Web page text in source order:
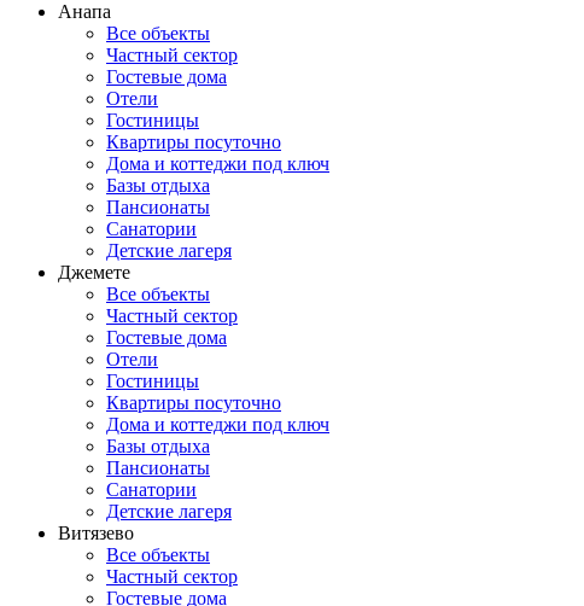
Анапа
Все объекты
Частный сектор
Гостевые дома
Отели
Гостиницы
Квартиры посуточно
Дома и коттеджи под ключ
Базы отдыха
Пансионаты
Санатории
Детские лагеря
Джемете
Все объекты
Частный сектор
Гостевые дома
Отели
Гостиницы
Квартиры посуточно
Дома и коттеджи под ключ
Базы отдыха
Пансионаты
Санатории
Детские лагеря
Витязево
Все объекты
Частный сектор
Гостевые дома